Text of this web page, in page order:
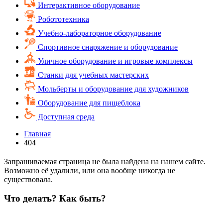
Интерактивное оборудование
Робототехника
Учебно-лабораторное оборудование
Спортивное снаряжение и оборудование
Уличное оборудование и игровые комплексы
Cтанки для учебных мастерских
Мольберты и оборудование для художников
Оборудование для пищеблока
Доступная среда
Главная
404
Запрашиваемая страница не была найдена на нашем сайте.
Возможно её удалили, или она вообще никогда не
существовала.
Что делать? Как быть?